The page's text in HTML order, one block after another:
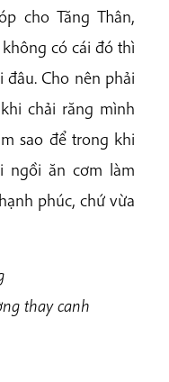
cho Tăng Thân,
có cái đó thì
Cho nên phải
chải răng mình
sao để trong khi
ngồi ăn cơm làm
phúc, chứ vừa
thay canh